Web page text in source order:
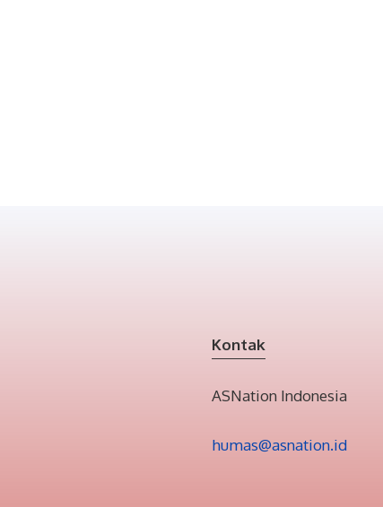
Kontak
ASNation Indonesia
humas@asnation.id